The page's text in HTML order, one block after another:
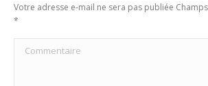
Votre adresse e-mail ne sera pas publiée
*
Commentaire